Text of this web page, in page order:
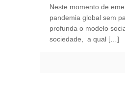
Neste momento de
pandemia global sem
profunda o modelo
sociedade, a qual […]